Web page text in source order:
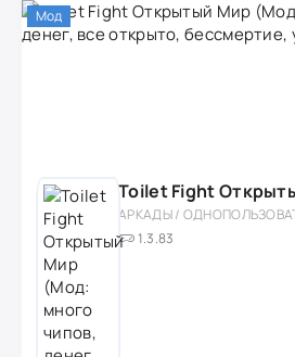
Мод
1.3.83